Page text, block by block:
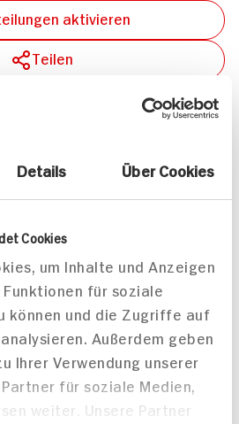
Details Über Cookies
Cookies
um Inhalte und Anzeigen
für soziale
können und die Zugriffe auf
Außerdem geben
Ihrer Verwendung unserer
für soziale Medien,
weiter. Unsere Partner
aktivieren
Teilen
zum Rezept
ja! Langkorn-Spitzenreis
im Kochbeutel